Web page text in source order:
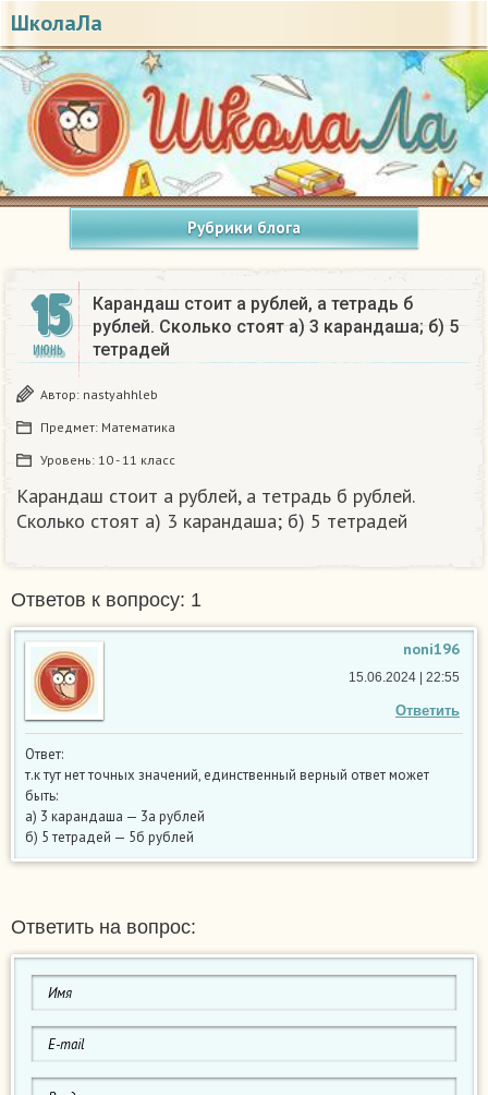
ШколаЛа
Рубрики блога
15
ИЮНЬ
Карандаш стоит а рублей, а тетрадь б
рублей. Сколько стоят а) 3 карандаша; б) 5
тетрадей
Автор: nastyahhleb
Предмет: Математика
Уровень: 10 - 11 класс
Карандаш стоит а рублей, а тетрадь б рублей.
Сколько стоят а) 3 карандаша; б) 5 тетрадей
Ответов к вопросу: 1
noni196
Ответить
15.06.2024 | 22:55
Ответ:
т.к тут нет точных значений, единственный верный ответ может
быть:
а) 3 карандаша — 3а рублей
б) 5 тетрадей — 5б рублей
Ответить на вопрос: